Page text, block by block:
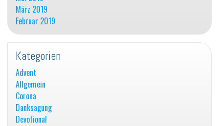
März 2019
Februar 2019
Kategorien
Advent
Allgemein
Corona
Danksagung
Devotional